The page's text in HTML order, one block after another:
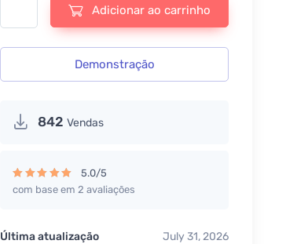
Adicionar ao carrinho
Demonstração
842 Vendas
de 5
5.0/5
com base em 2 avaliações
Última atualização July 31, 2026